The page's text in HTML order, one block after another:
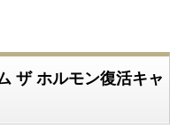
ザ ホルモン復活キャ